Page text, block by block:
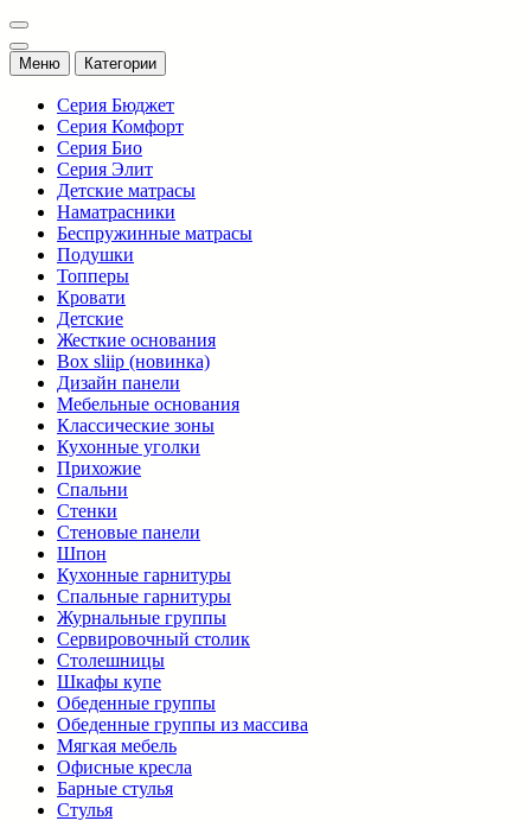
Меню Категории
Серия Бюджет
Серия Комфорт
Серия Био
Серия Элит
Детские матрасы
Наматрасники
Беспружинные матрасы
Подушки
Топперы
Кровати
Детские
Жесткие основания
Box sliip (новинка)
Дизайн панели
Мебельные основания
Классические зоны
Кухонные уголки
Прихожие
Спальни
Стенки
Стеновые панели
Шпон
Кухонные гарнитуры
Спальные гарнитуры
Журнальные группы
Сервировочный столик
Столешницы
Шкафы купе
Обеденные группы
Обеденные группы из массива
Мягкая мебель
Офисные кресла
Барные стулья
Стулья